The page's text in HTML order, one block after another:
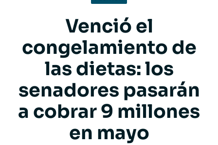
Venció el
congelamiento de
las dietas: los
senadores pasarán
a cobrar 9 millones
en mayo